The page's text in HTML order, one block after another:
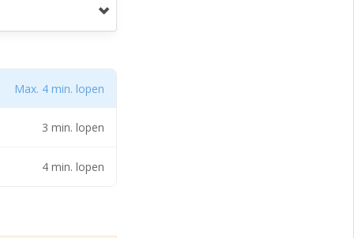
bedrijf tot
Max. 4 min. lopen
3 min. lopen
4 min. lopen